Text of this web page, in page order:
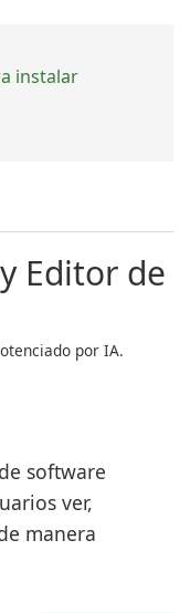
instalar
Editor de
por IA.
software
ver,
manera